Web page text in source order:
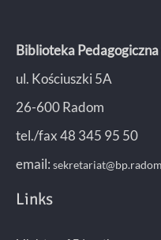
Biblioteka
ul. Kościuszki 5A
26-600 Radom
tel./fax 48 345 95 50
email:
Links